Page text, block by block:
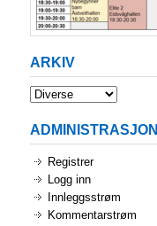
ARKIV
Arkiv
ADMINISTRASJON
Registrer
Logg inn
Innleggsstrøm
Kommentarstrøm